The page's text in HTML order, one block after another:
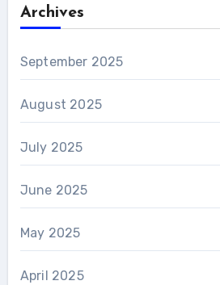
Archives
September 2025
August 2025
July 2025
June 2025
May 2025
April 2025